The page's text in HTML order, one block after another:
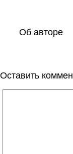
Об авторе
Оставить